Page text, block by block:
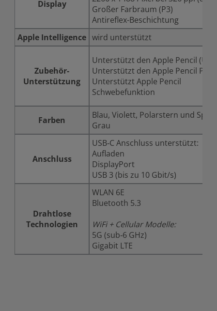
Display
Großer Farbraum (P3)
Antireflex-Beschichtung
Apple Intelligence wird unterstützt
Zubehör-
Unterstützung
Unterstützt den Apple Pencil
Unterstützt den Apple Pencil Pro
Unterstützt Apple Pencil
Schwebefunktion
Farben
Blau, Violett, Polarstern und
Grau
Anschluss
USB‑C Anschluss unterstützt:
Aufladen
DisplayPort
USB 3 (bis zu 10 Gbit/s)
Drahtlose
Technologien
WLAN 6E
Bluetooth 5.3
WiFi + Cellular Modelle:
5G (sub‑6 GHz)
Gigabit LTE